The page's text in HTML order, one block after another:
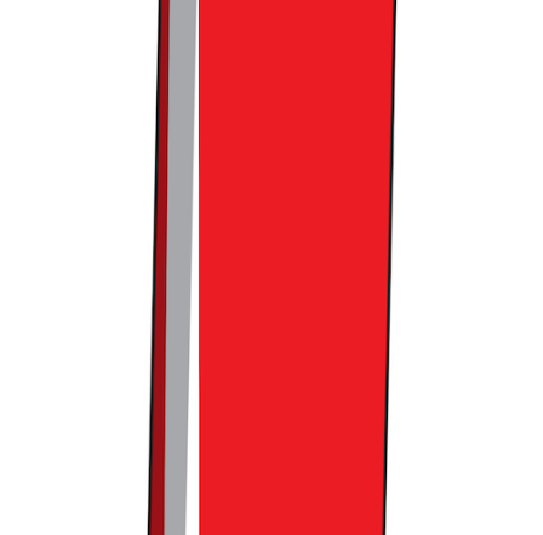
위픽레터 구독 가입하기
댓글을 불러오는 중...
맞춤 채용 정보
함께 보면 좋은 관련 콘텐츠